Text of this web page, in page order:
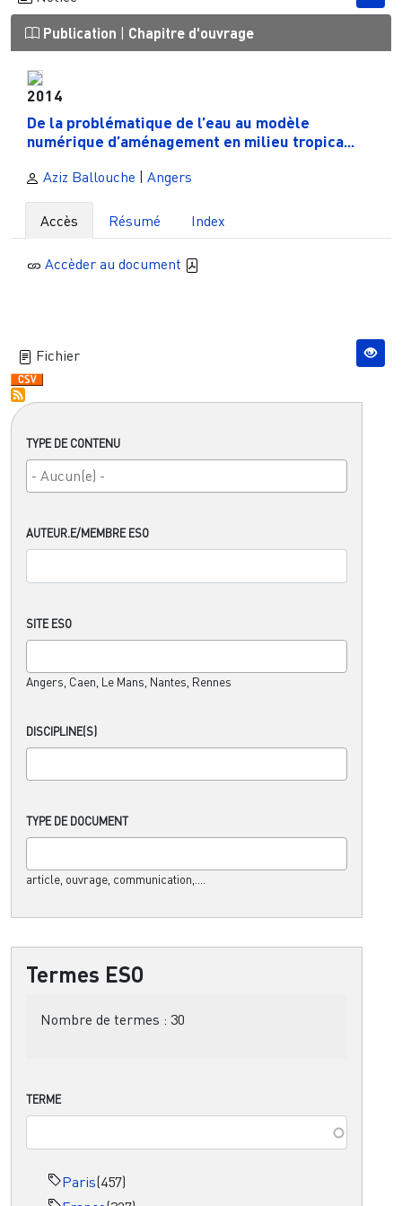
TYPE DE CONTENU
AUTEUR.E/MEMBRE ESO
SITE ESO
Angers, Caen, Le Mans, Nantes, Rennes
DISCIPLINE(S)
TYPE DE DOCUMENT
article, ouvrage, communication,....
Termes ESO
Nombre de termes : 30
TERME
Paris(457)
Publication | Chapitre d'ouvrage
2014
De la problématique de l’eau au modèle
numérique d’aménagement en milieu tropica...
Aziz Ballouche | Angers
Accès Résumé Index
Accèder au document
Fichier